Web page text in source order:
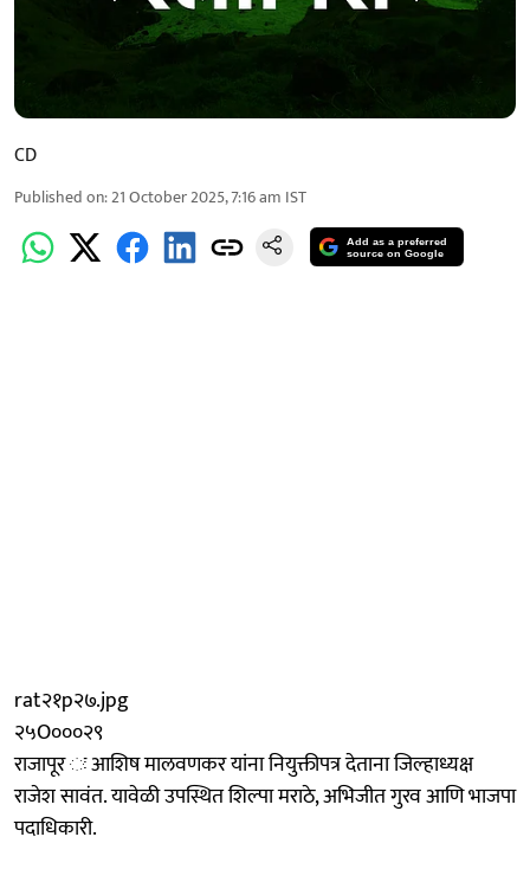
CD
Published on:21 October 2025, 7:16 am IST
Add as a preferred
source on Google
rat२१p२७.jpg
२५O०००२९
राजापूर ः आशिष मालवणकर यांना नियुक्तीपत्र देताना जिल्हाध्यक्ष
राजेश सावंत. यावेळी उपस्थित शिल्पा मराठे, अभिजीत गुरव आणि भाजपा
पदाधिकारी.